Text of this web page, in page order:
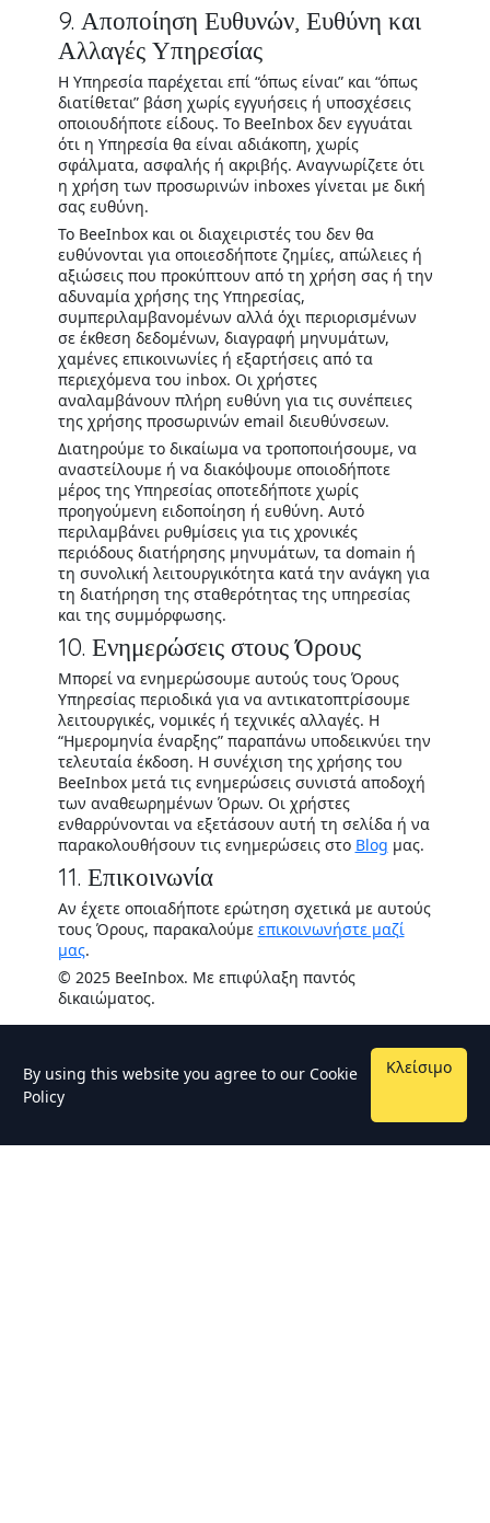
9. Αποποίηση Ευθυνών, Ευθύνη και
Αλλαγές Υπηρεσίας
Η Υπηρεσία παρέχεται επί “όπως είναι” και “όπως
διατίθεται” βάση χωρίς εγγυήσεις ή υποσχέσεις
οποιουδήποτε είδους. Το BeeInbox δεν εγγυάται
ότι η Υπηρεσία θα είναι αδιάκοπη, χωρίς
σφάλματα, ασφαλής ή ακριβής. Αναγνωρίζετε ότι
η χρήση των προσωρινών inboxes γίνεται με δική
σας ευθύνη.
Το BeeInbox και οι διαχειριστές του δεν θα
ευθύνονται για οποιεσδήποτε ζημίες, απώλειες ή
αξιώσεις που προκύπτουν από τη χρήση σας ή την
αδυναμία χρήσης της Υπηρεσίας,
συμπεριλαμβανομένων αλλά όχι περιορισμένων
σε έκθεση δεδομένων, διαγραφή μηνυμάτων,
χαμένες επικοινωνίες ή εξαρτήσεις από τα
περιεχόμενα του inbox. Οι χρήστες
αναλαμβάνουν πλήρη ευθύνη για τις συνέπειες
της χρήσης προσωρινών email διευθύνσεων.
Διατηρούμε το δικαίωμα να τροποποιήσουμε, να
αναστείλουμε ή να διακόψουμε οποιοδήποτε
μέρος της Υπηρεσίας οποτεδήποτε χωρίς
προηγούμενη ειδοποίηση ή ευθύνη. Αυτό
περιλαμβάνει ρυθμίσεις για τις χρονικές
περιόδους διατήρησης μηνυμάτων, τα domain ή
τη συνολική λειτουργικότητα κατά την ανάγκη για
τη διατήρηση της σταθερότητας της υπηρεσίας
και της συμμόρφωσης.
10. Ενημερώσεις στους Όρους
Μπορεί να ενημερώσουμε αυτούς τους Όρους
Υπηρεσίας περιοδικά για να αντικατοπτρίσουμε
λειτουργικές, νομικές ή τεχνικές αλλαγές. Η
“Ημερομηνία έναρξης” παραπάνω υποδεικνύει την
τελευταία έκδοση. Η συνέχιση της χρήσης του
BeeInbox μετά τις ενημερώσεις συνιστά αποδοχή
των αναθεωρημένων Όρων. Οι χρήστες
ενθαρρύνονται να εξετάσουν αυτή τη σελίδα ή να
παρακολουθήσουν τις ενημερώσεις στο Blog μας.
11. Επικοινωνία
Αν έχετε οποιαδήποτε ερώτηση σχετικά με αυτούς
τους Όρους, παρακαλούμε επικοινωνήστε μαζί
μας.
© 2025 BeeInbox. Με επιφύλαξη παντός
δικαιώματος.
By using this website you agree to our Cookie
Policy
Κλείσιμο